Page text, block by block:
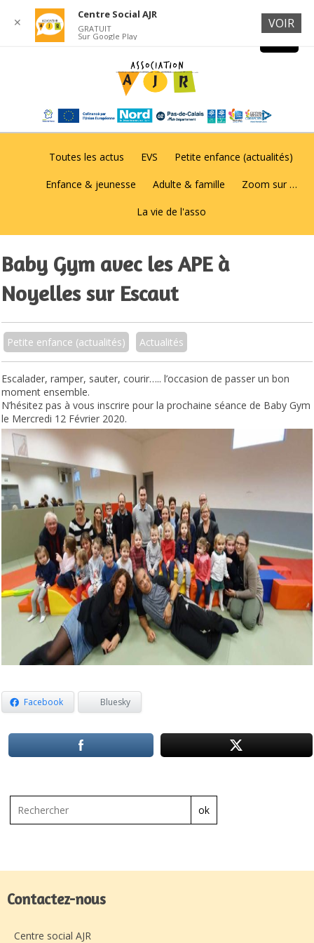
Toutes les actus EVS Petite enfance (actualités)
Enfance & jeunesse Adulte & famille Zoom sur …
La vie de l'asso
Baby Gym avec les APE à
Noyelles sur Escaut
Petite enfance (actualités) Actualités
Escalader, ramper, sauter, courir….. l’occasion de passer un bon
moment ensemble.
N’hésitez pas à vous inscrire pour la prochaine séance de Baby Gym
le Mercredi 12 Février 2020.
Facebook Bluesky
ok
Contactez-nous
Centre social AJR
✕
Centre Social AJR
GRATUIT
Sur Google Play
VOIR